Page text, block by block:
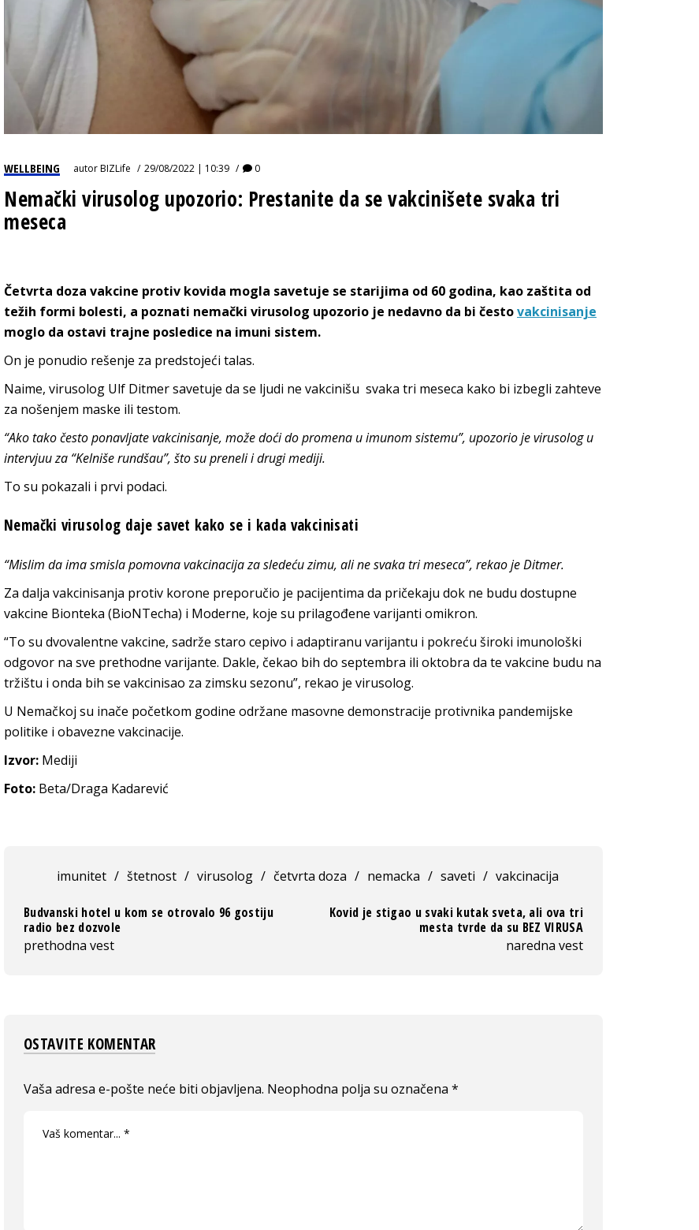
WELLBEING autorBIZLife 29/08/2022 | 10:39 0
Nemački virusolog upozorio: Prestanite da se vakcinišete svaka tri
meseca
Četvrta doza vakcine protiv kovida mogla savetuje se starijima od 60 godina, kao zaštita od
težih formi bolesti, a poznati nemački virusolog upozorio je nedavno da bi čestovakcinisanje
moglo da ostavi trajne posledice na imuni sistem.
On je ponudio rešenje za predstojeći talas.
Naime, virusolog Ulf Ditmer savetuje da se ljudi ne vakcinišu svaka tri meseca kako bi izbegli zahteve
za nošenjem maske ili testom.
“Ako tako često ponavljate vakcinisanje, može doći do promena u imunom sistemu”, upozorio je virusolog u
intervjuu za “Kelniše rundšau”, što su preneli i drugi mediji.
To su pokazali i prvi podaci.
Nemački virusolog daje savet kako se i kada vakcinisati
“Mislim da ima smisla pomovna vakcinacija za sledeću zimu, ali ne svaka tri meseca”, rekao je Ditmer.
Za dalja vakcinisanja protiv korone preporučio je pacijentima da pričekaju dok ne budu dostupne
vakcine Bionteka (BioNTecha) i Moderne, koje su prilagođene varijanti omikron.
“To su dvovalentne vakcine, sadrže staro cepivo i adaptiranu varijantu i pokreću široki imunološki
odgovor na sve prethodne varijante. Dakle, čekao bih do septembra ili oktobra da te vakcine budu na
tržištu i onda bih se vakcinisao za zimsku sezonu”, rekao je virusolog.
U Nemačkoj su inače početkom godine održane masovne demonstracije protivnika pandemijske
politike i obavezne vakcinacije.
Izvor: Mediji
Foto: Beta/Draga Kadarević
imunitet / štetnost / virusolog / četvrta doza / nemacka / saveti / vakcinacija
Budvanski hotel u kom se otrovalo 96 gostiju
radio bez dozvole
prethodna vest
Kovid je stigao u svaki kutak sveta, ali ova tri
mesta tvrde da su BEZ VIRUSA
naredna vest
OSTAVITE KOMENTAR
Vaša adresa e-pošte neće biti objavljena. Neophodna polja su označena *